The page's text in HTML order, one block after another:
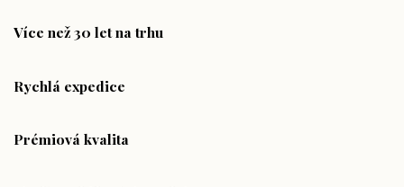
Více než 30 let na trhu
Rychlá expedice
Prémiová kvalita